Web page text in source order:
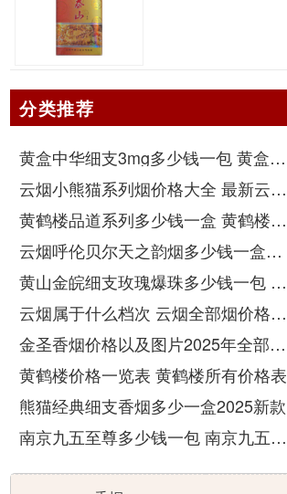
分类推荐
黄盒中华细支3mg多少钱一包 黄盒中华细支3mg香烟价格查询
云烟小熊猫系列烟价格大全 最新云烟小熊猫图片报价
黄鹤楼品道系列多少钱一盒 黄鹤楼品道系列香烟价格表图片
云烟呼伦贝尔天之韵烟多少钱一盒中支价格
黄山金皖细支玫瑰爆珠多少钱一包 黄山金皖细支玫瑰爆珠2025最新价格
云烟属于什么档次 云烟全部烟价格表大全
金圣香烟价格以及图片2025年全部价格
黄鹤楼价格一览表 黄鹤楼所有价格表
熊猫经典细支香烟多少一盒2025新款
南京九五至尊多少钱一包 南京九五至尊价格及图片